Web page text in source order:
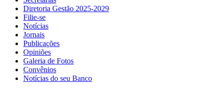
Diretoria Gestão 2025-2029
Filie-se
Notícias
Jornais
Publicações
Opiniões
Galeria de Fotos
Convênios
Notícias do seu Banco